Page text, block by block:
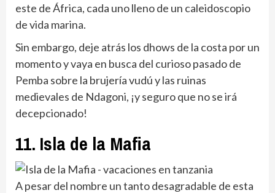
este de África, cada uno lleno de un caleidoscopio
de vida marina.
Sin embargo, deje atrás los dhows de la costa por un
momento y vaya en busca del curioso pasado de
Pemba sobre la brujería vudú y las ruinas
medievales de Ndagoni, ¡y seguro que no se irá
decepcionado!
11. Isla de la Mafia
A pesar del nombre un tanto desagradable de esta